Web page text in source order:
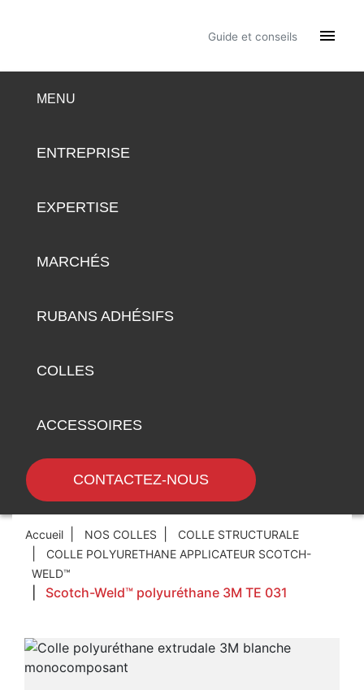
Guide et conseils 
MENU
ENTREPRISE
EXPERTISE
MARCHÉS
RUBANS ADHÉSIFS
COLLES
ACCESSOIRES
CONTACTEZ-NOUS
Accueil NOS COLLES
COLLE STRUCTURALE
COLLE POLYURETHANE APPLICATEUR SCOTCH-
WELD™
Scotch-Weld™ polyuréthane 3M TE 031